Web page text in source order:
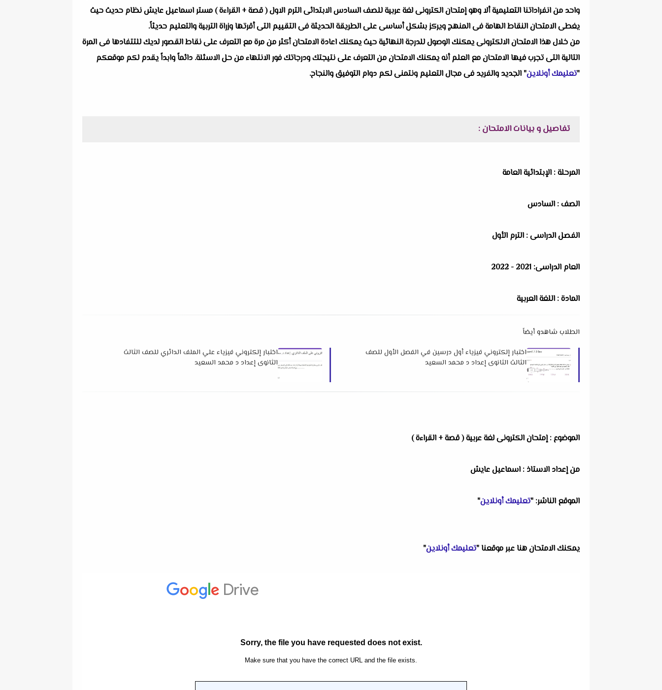
واحد من انفراداتنا التعليمية ألا وهو إمتحان الكترونى لغة عربية للصف السادس الابتدائى الترم الاول ( قصة + القراءة ) مستر اسماعيل عايش نظام حديث حيث
يغطى الامتحان النقاط الهامة فى المنهج ويركز بشكل أساسى على الطريقة الحديثة فى التقييم التى أقرتها وزراة التربية والتعليم حديثاً.
من خلال هذا الامتحان الالكترونى يمكنك الوصول للدرجة النهائية حيث يمكنك اعادة الامتحان أكثر من مرة مع التعرف على نقاط القصور لديك للتتفادها فى المرة
التالية التى تجرب فيها الامتحان مع العلم أنه يمكنك الامتحان من التعرف على نتيجتك ودرجاتك فور الانتهاء من حل الاسئلة. دائماً وابداً يقدم لكم موقعكم
"تعليمك أونلاين" الجديد والفريد فى مجال التعليم ونتمنى لكم دوام التوفيق والنجاح.
تفاصيل و بيانات الامتحان :
المرحلة : الإبتدائية العامة
الصف : السادس
الفصل الدراسى : الترم الأول
العام الدراسى: 2021 - 2022
المادة : اللغة العربية
الطلاب شاهدو أيضاً
اختبار إلكتروني فيزياء أول درسين في الفصل الأول للصف
الثالث الثانوى إعداد د محمد السعيد
اختبار إلكتروني فيزياء علي الملف الدائري للصف الثالث
الثانوى إعداد د محمد السعيد
الموضوع : إمتحان الكترونى لغة عربية ( قصة + القراءة )
من إعداد الاستاذ : اسماعيل عايش
الموقع الناشر: "تعليمك أونلاين"
يمكنك الامتحان هنا عبر موقعنا "تعليمك أونلاين"